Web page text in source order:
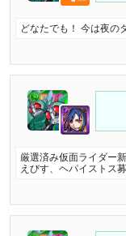
どなたでも！ 今は夜の
厳選済み仮面ライダー
えびす、ヘパイストス